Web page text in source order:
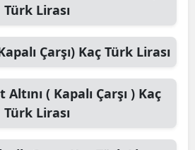
Türk Lirası
Çarşı) Kaç Türk Lirası
( Kapalı Çarşı ) Kaç
Türk Lirası